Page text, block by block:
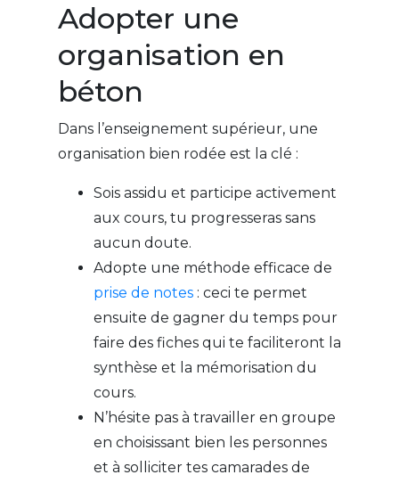
Adopter une
organisation en
béton
Dans l’enseignement supérieur, une
organisation bien rodée est la clé :
Sois assidu et participe activement
aux cours, tu progresseras sans
aucun doute.
Adopte une méthode efficace de
prise de notes: ceci te permet
ensuite de gagner du temps pour
faire des fiches qui te faciliteront la
synthèse et la mémorisation du
cours.
N’hésite pas à travailler en groupe
en choisissant bien les personnes
et à solliciter tes camarades de